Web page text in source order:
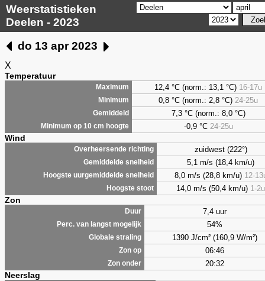
Weerstatistieken
Deelen - 2023
do 13 apr 2023
X
Temperatuur
Maximum 12,4 °C (norm.: 13,1 °C) 16-17u
Minimum 0,8 °C (norm.: 2,8 °C) 24-25u
Gemiddeld 7,3°C (norm.: 8,0 °C)
Minimum op 10 cm hoogte -0,9 °C 24-25u
Wind
Overheersende richting zuidwest (222°)
Gemiddelde snelheid 5,1 m/s (18,4 km/u)
Hoogste uurgemiddelde snelheid 8,0 m/s (28,8 km/u) 12-
Hoogste stoot 14,0 m/s (50,4 km/u) 1-2u
Zon
Duur 7,4 uur
Perc. van langst mogelijk 54%
Globale straling 1390 J/cm² (160,9 W/m²)
Zon op 06:46
Zon onder 20:32
Neerslag